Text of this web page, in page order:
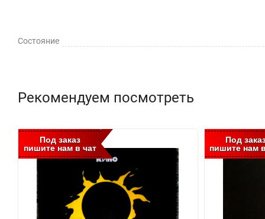
Состояние
Рекомендуем посмотреть
Под заказ
пишите нам в чат
Под
пишите нам